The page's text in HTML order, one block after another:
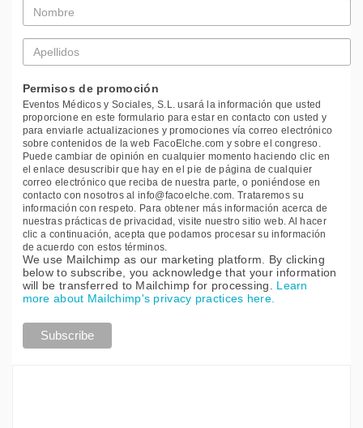
*
Apellidos
*
Permisos de promoción
Eventos Médicos y Sociales, S.L. usará la información que usted
proporcione en este formulario para estar en contacto con usted y
para enviarle actualizaciones y promociones vía correo electrónico
sobre contenidos de la web FacoElche.com y sobre el congreso.
Puede cambiar de opinión en cualquier momento haciendo clic en
el enlace desuscribir que hay en el pie de página de cualquier
correo electrónico que reciba de nuestra parte, o poniéndose en
contacto con nosotros al info@facoelche.com. Trataremos su
información con respeto. Para obtener más información acerca de
nuestras prácticas de privacidad, visite nuestro sitio web. Al hacer
clic a continuación, acepta que podamos procesar su información
de acuerdo con estos términos.
We use Mailchimp as our marketing platform. By clicking
below to subscribe, you acknowledge that your information
will be transferred to Mailchimp for processing. Learn
more about Mailchimp's privacy practices here.